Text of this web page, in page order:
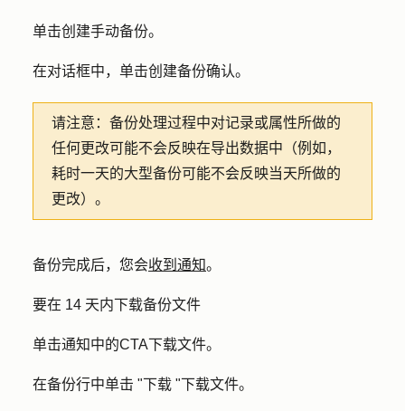
单击创建手动备份。
在对话框中，单击创建备份确认。
请注意： 备份处理过程中对记录或属性所做的
任何更改可能不会反映在导出数据中（例如，
耗时一天的大型备份可能不会反映当天所做的
更改）。
备份完成后，您会收到通知。
要在 14 天内下载备份文件
单击通知中的CTA下载文件。
在备份行中单击 "下载 "下载文件。